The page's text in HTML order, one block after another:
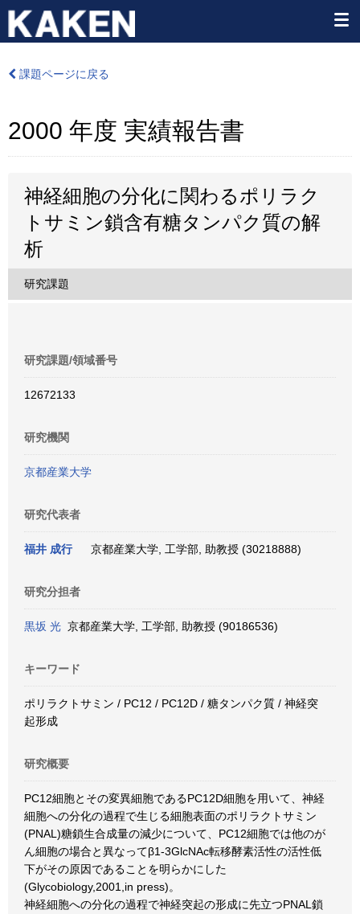
課題ページに戻る
2000 年度 実績報告書
神経細胞の分化に関わるポリラク
トサミン鎖含有糖タンパク質の解
析
研究課題
研究課題/領域番号
12672133
研究機関
京都産業大学
研究代表者
福井 成行 京都産業大学, 工学部, 助教授 (30218888)
研究分担者
黒坂 光 京都産業大学, 工学部, 助教授 (90186536)
キーワード
ポリラクトサミン / PC12 / PC12D / 糖タンパク質 / 神経突
起形成
研究概要
PC12細胞とその変異細胞であるPC12D細胞を用いて、神経
細胞への分化の過程で生じる細胞表面のポリラクトサミン
(PNAL)糖鎖生合成量の減少について、PC12細胞では他のが
ん細胞の場合と異なってβ1-3GlcNAc転移酵素活性の活性低
下がその原因であることを明らかにした
(Glycobiology,2001,in press)。
神経細胞への分化の過程で神経突起の形成に先立つPNAL鎖